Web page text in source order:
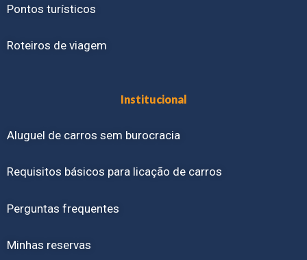
Pontos turísticos
Roteiros de viagem
Institucional
Aluguel de carros sem burocracia
Requisitos básicos para licação de carros
Perguntas frequentes
Minhas reservas